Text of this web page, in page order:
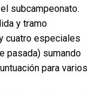
subcampeonato.
y tramo
cuatro especiales
pasada) sumando
para varios